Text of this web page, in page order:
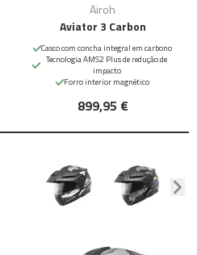
Airoh
Aviator 3 Carbon
Casco com concha integral em carbono
Tecnologia AMS2 Plus de redução de
impacto
Forro interior magnético
899,95 €